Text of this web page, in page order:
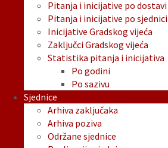
Pitanja i inicijative po dostavi
Pitanja i inicijative po sjednici
Inicijative Gradskog vijeća
Zaključci Gradskog vijeća
Statistika pitanja i inicijativa
Po godini
Po sazivu
Sjednice
Arhiva zaključaka
Arhiva poziva
Održane sjednice